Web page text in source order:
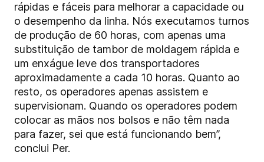
rápidas e fáceis para melhorar a capacidade ou
o desempenho da linha. Nós executamos turnos
de produção de 60 horas, com apenas uma
substituição de tambor de moldagem rápida e
um enxágue leve dos transportadores
aproximadamente a cada 10 horas. Quanto ao
resto, os operadores apenas assistem e
supervisionam. Quando os operadores podem
colocar as mãos nos bolsos e não têm nada
para fazer, sei que está funcionando bem”,
conclui Per.